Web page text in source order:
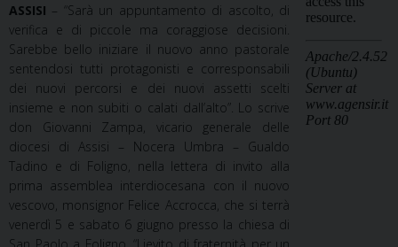
ASSISI – “Sarà un appuntamento di ascolto, di
verifica e di piccole ma coraggiose decisioni.
Sarebbe bello iniziare il nuovo anno pastorale
sentendosi tutti protagonisti e corresponsabili
dei nuovi percorsi e dei nuovi assetti scelti
insieme e non subiti o calati dall’alto”. Lo scrive
don Giovanni Zampa, vicario generale delle
diocesi di Assisi – Nocera Umbra – Gualdo
Tadino e di Foligno, nella lettera di invito alla
prima assemblea interdiocesana con il nuovo
vescovo, monsignor Felice Accrocca, che si terrà
venerdì 5 e sabato 6 giugno presso la chiesa di
San Paolo a Foligno. “Lievito di fraternità per un